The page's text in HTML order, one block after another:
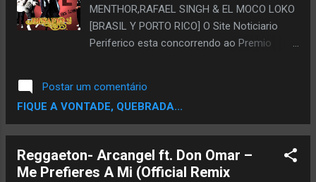
MENTHOR,RAFAEL SINGH & EL MOCO LOKO
[BRASIL Y PORTO RICO] O Site Noticiario
Periferico esta concorrendo ao Premio
Rap,musica negra entre os finalistas..? Ta
afim de Ajudar ..? Se Sim,Ajude votando,vote
pode votar usando seu email,seu facebook
a Corrente. VOTE AQUI
Postar um comentário
FIQUE A VONTADE, QUEBRADA...
Reggaeton- Arcangel ft. Don Omar –
Me Prefieres A Mi (Official Remix